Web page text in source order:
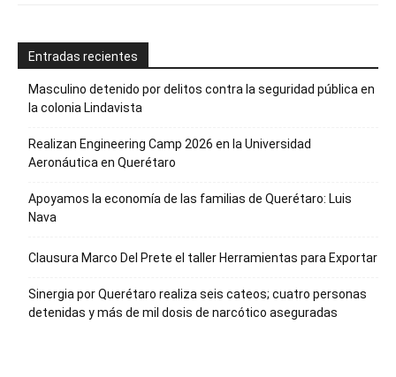
Entradas recientes
Masculino detenido por delitos contra la seguridad pública en
la colonia Lindavista
Realizan Engineering Camp 2026 en la Universidad
Aeronáutica en Querétaro
Apoyamos la economía de las familias de Querétaro: Luis
Nava
Clausura Marco Del Prete el taller Herramientas para Exportar
Sinergia por Querétaro realiza seis cateos; cuatro personas
detenidas y más de mil dosis de narcótico aseguradas